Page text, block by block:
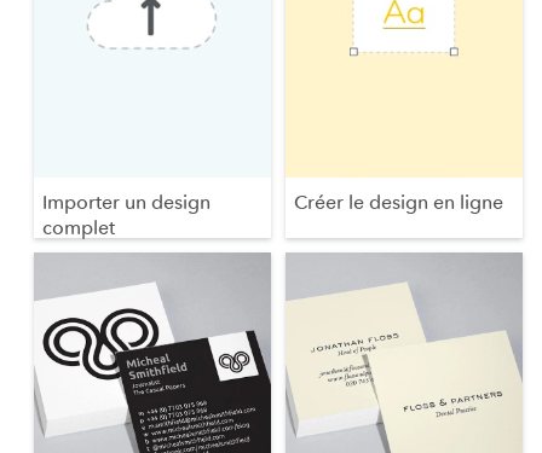
Importer un design
complet
Créer le design en ligne